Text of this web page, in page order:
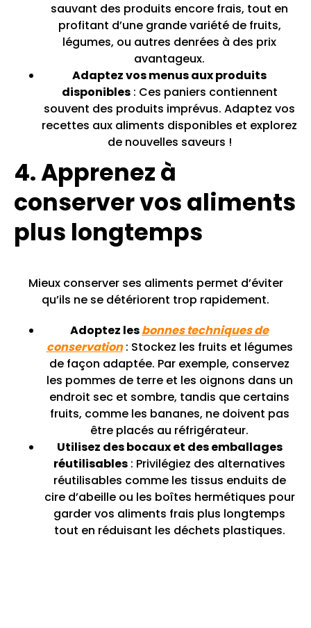
sauvant des produits encore frais, tout en
profitant d’une grande variété de fruits,
légumes, ou autres denrées à des prix
avantageux.
Adaptez vos menus aux produits
disponibles: Ces paniers contiennent
souvent des produits imprévus. Adaptez vos
recettes aux aliments disponibles et explorez
de nouvelles saveurs !
4. Apprenez à
conserver vos aliments
plus longtemps
Mieux conserver ses aliments permet d’éviter
qu’ils ne se détériorent trop rapidement.
Adoptez lesbonnes techniques de
conservation: Stockez les fruits et légumes
de façon adaptée. Par exemple, conservez
les pommes de terre et les oignons dans un
endroit sec et sombre, tandis que certains
fruits, comme les bananes, ne doivent pas
être placés au réfrigérateur.
Utilisez des bocaux et des emballages
réutilisables : Privilégiez des alternatives
réutilisables comme les tissus enduits de
cire d’abeille ou les boîtes hermétiques pour
garder vos aliments frais plus longtemps
tout en réduisant les déchets plastiques.